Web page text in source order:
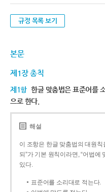
규정 목록 보기
본문
제1장 총칙
제1항 한글 맞춤법은 표준어를
으로 한다.
해설
이 조항은 한글 맞춤법의 대원칙
되”가 기본 원칙이라면, “어법에
있다.
표준어를 소리대로 적는다.